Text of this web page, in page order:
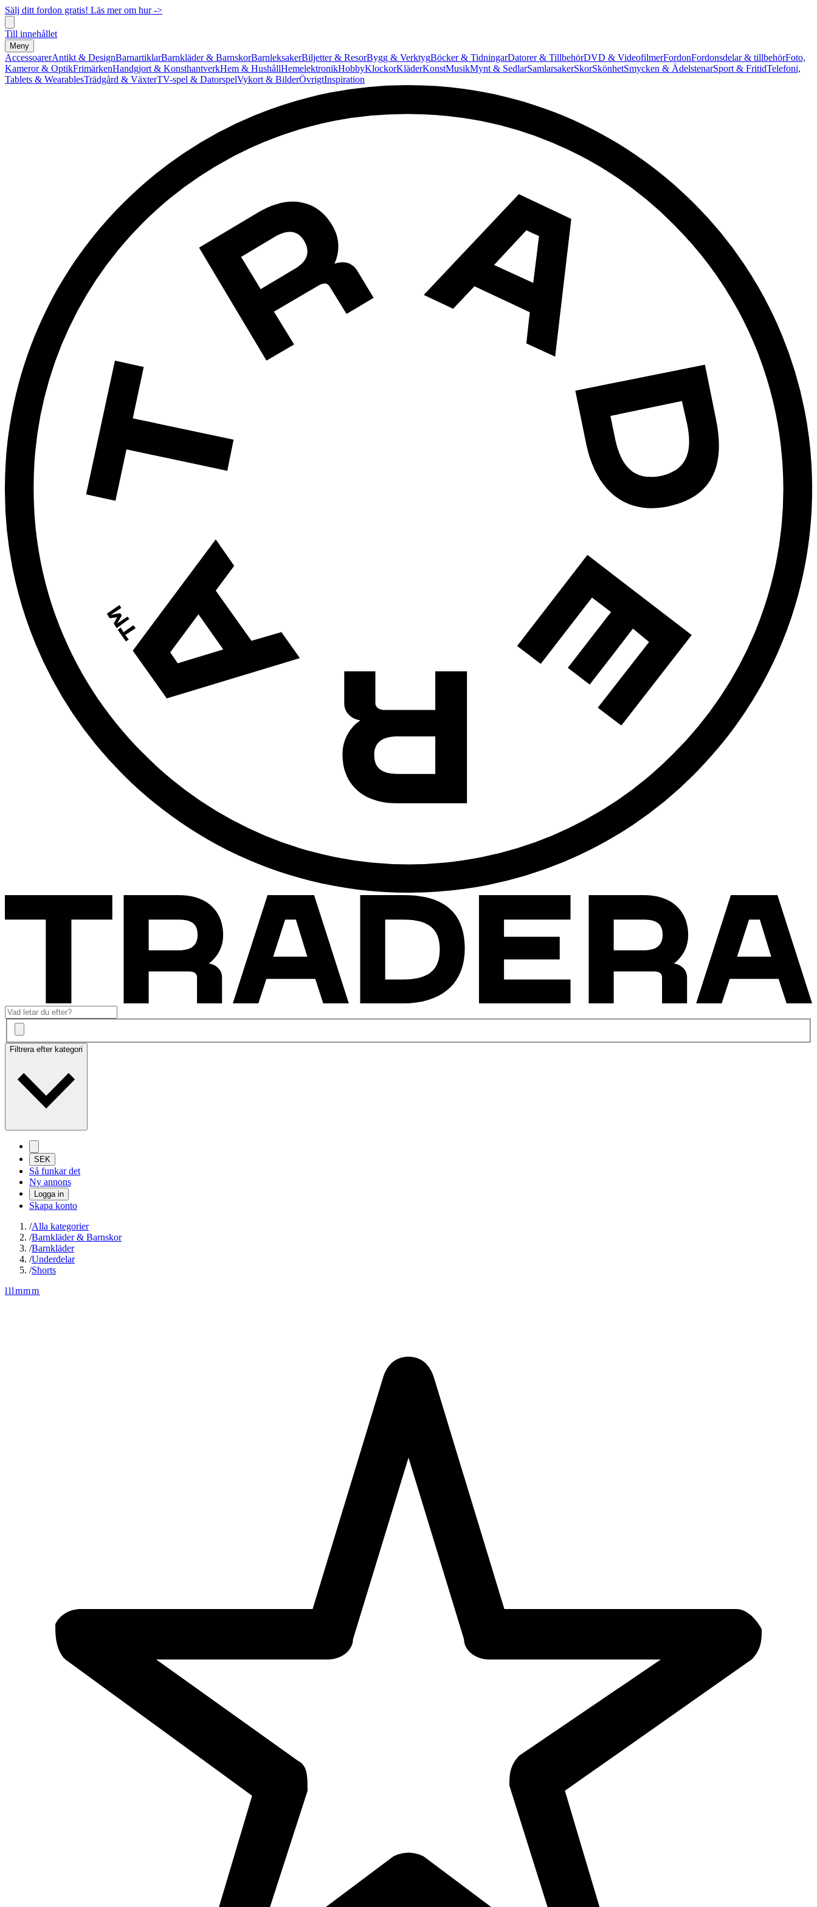
Sälj ditt fordon gratis! Läs mer om hur ->
Till innehållet
Meny
AccessoarerAntikt & DesignBarnartiklarBarnkläder & BarnskorBarnleksakerBiljetter & ResorBygg & VerktygBöcker & TidningarDatorer & TillbehörDVD & VideofilmerFordonFordonsdelar & tillbehörFoto,
Kameror & OptikFrimärkenHandgjort & KonsthantverkHem & HushållHemelektronikHobbyKlockorKläderKonstMusikMynt & SedlarSamlarsakerSkorSkönhetSmycken & ÄdelstenarSport & FritidTelefoni,
Tablets & WearablesTrädgård & VäxterTV-spel & DatorspelVykort & BilderÖvrigtInspiration
Filtrera efter kategori
SEK
Så funkar det
Ny annons
Logga in
Skapa konto
/Alla kategorier
/Barnkläder & Barnskor
/Barnkläder
/Underdelar
/Shorts
lllmmm